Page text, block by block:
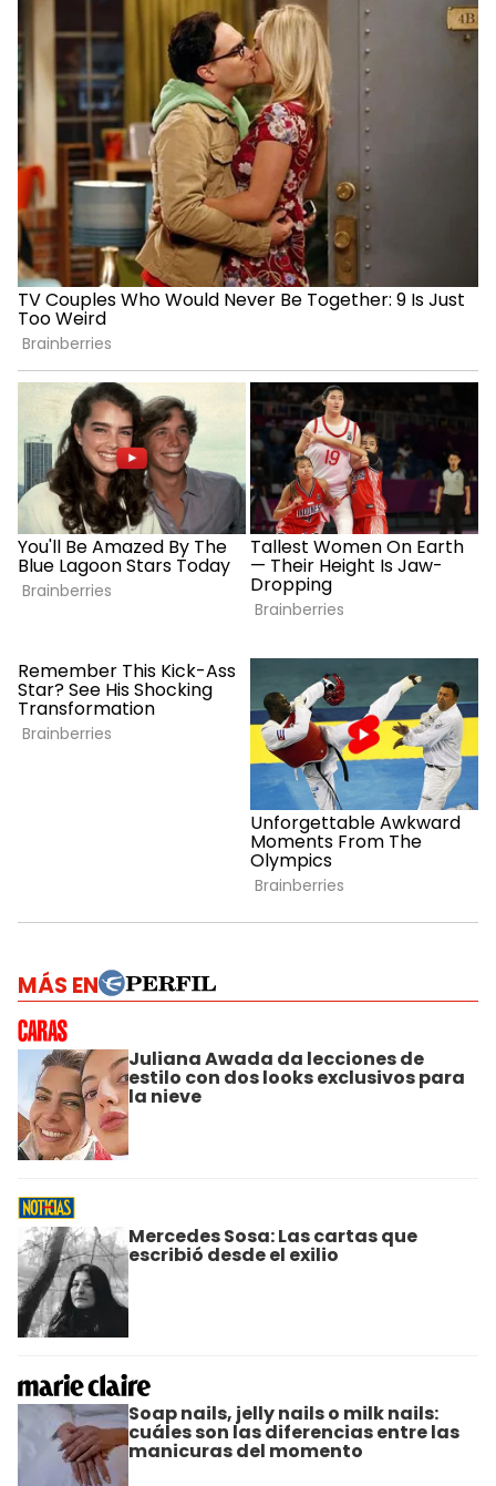
MÁS EN
Juliana Awada da lecciones de
estilo con dos looks exclusivos para
la nieve
Mercedes Sosa: Las cartas que
escribió desde el exilio
Soap nails, jelly nails o milk nails:
cuáles son las diferencias entre las
manicuras del momento